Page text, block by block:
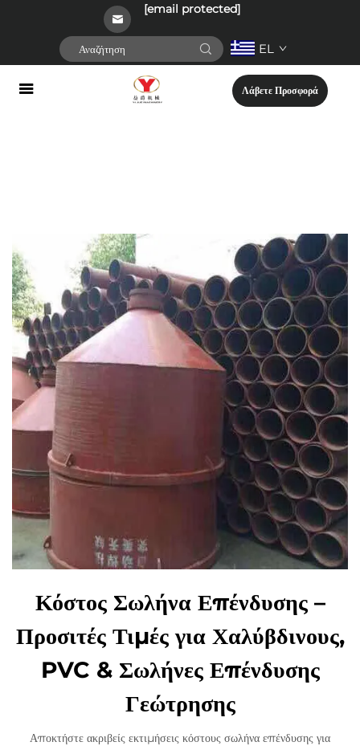
[email protected]
EL
Λάβετε Προσφορά
Κόστος Σωλήνα Επένδυσης –
Προσιτές Τιμές για Χαλύβδινους,
PVC & Σωλήνες Επένδυσης
Γεώτρησης
Αποκτήστε ακριβείς εκτιμήσεις κόστους σωλήνα επένδυσης για